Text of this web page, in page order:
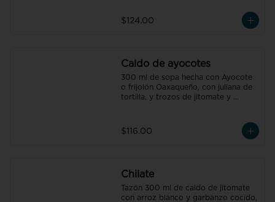
$124.00
Caldo de ayocotes
300 ml de sopa hecha con Ayocote
o frijolón Oaxaqueño, con juliana de
tortilla, y trozos de jitomate y
$116.00
Chilate
Tazón 300 ml de caldo de jitomate
con arroz blanco y garbanzo cocido,